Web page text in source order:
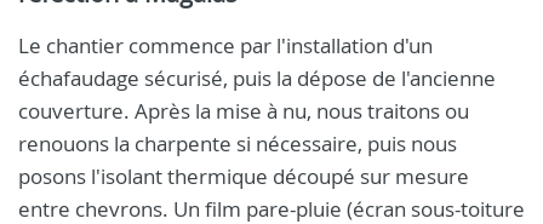
Le chantier commence par l'installation d'un
échafaudage sécurisé, puis la dépose de l'ancienne
couverture. Après la mise à nu, nous traitons ou
renouons la charpente si nécessaire, puis nous
posons l'isolant thermique découpé sur mesure
entre chevrons. Un film pare-pluie (écran sous-toiture